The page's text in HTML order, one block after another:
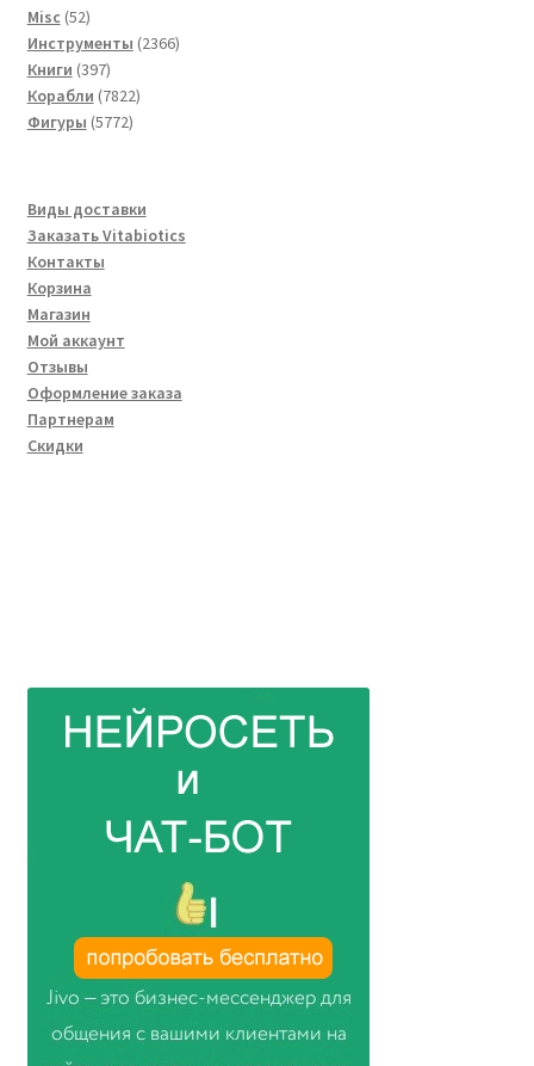
Misc 5252
товара
Инструменты 23662366
Книги 397397
товаров
Корабли 78227822
Фигуры 57725772
Виды доставки
Заказать Vitabiotics
Контакты
Корзина
Магазин
Мой аккаунт
Отзывы
Оформление заказа
Партнерам
Скидки